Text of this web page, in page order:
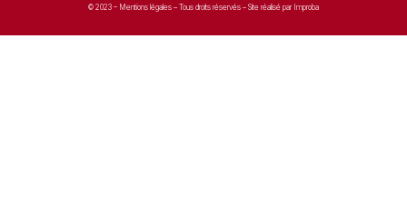
© 2023 – Mentions légales – Tous droits réservés – Site réalisé par Improba